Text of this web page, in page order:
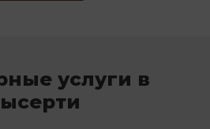
услуги в